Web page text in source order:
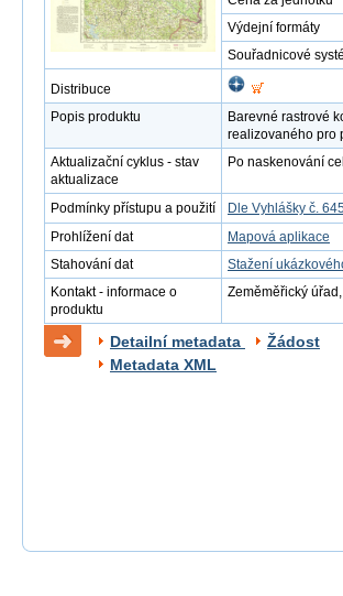
Výdejní formáty
Souřadnicové
Distribuce
Popis produktu
Barevné rastrové
realizovaného pro
Aktualizační cyklus - stav
aktualizace
Po naskenování
Podmínky přístupu a použití
Dle Vyhlášky č.
Prohlížení dat
Mapová aplikace
Stahování dat
Stažení
Kontakt - informace o
produktu
Zeměměřický
Detailní metadata
Žádost
Metadata XML